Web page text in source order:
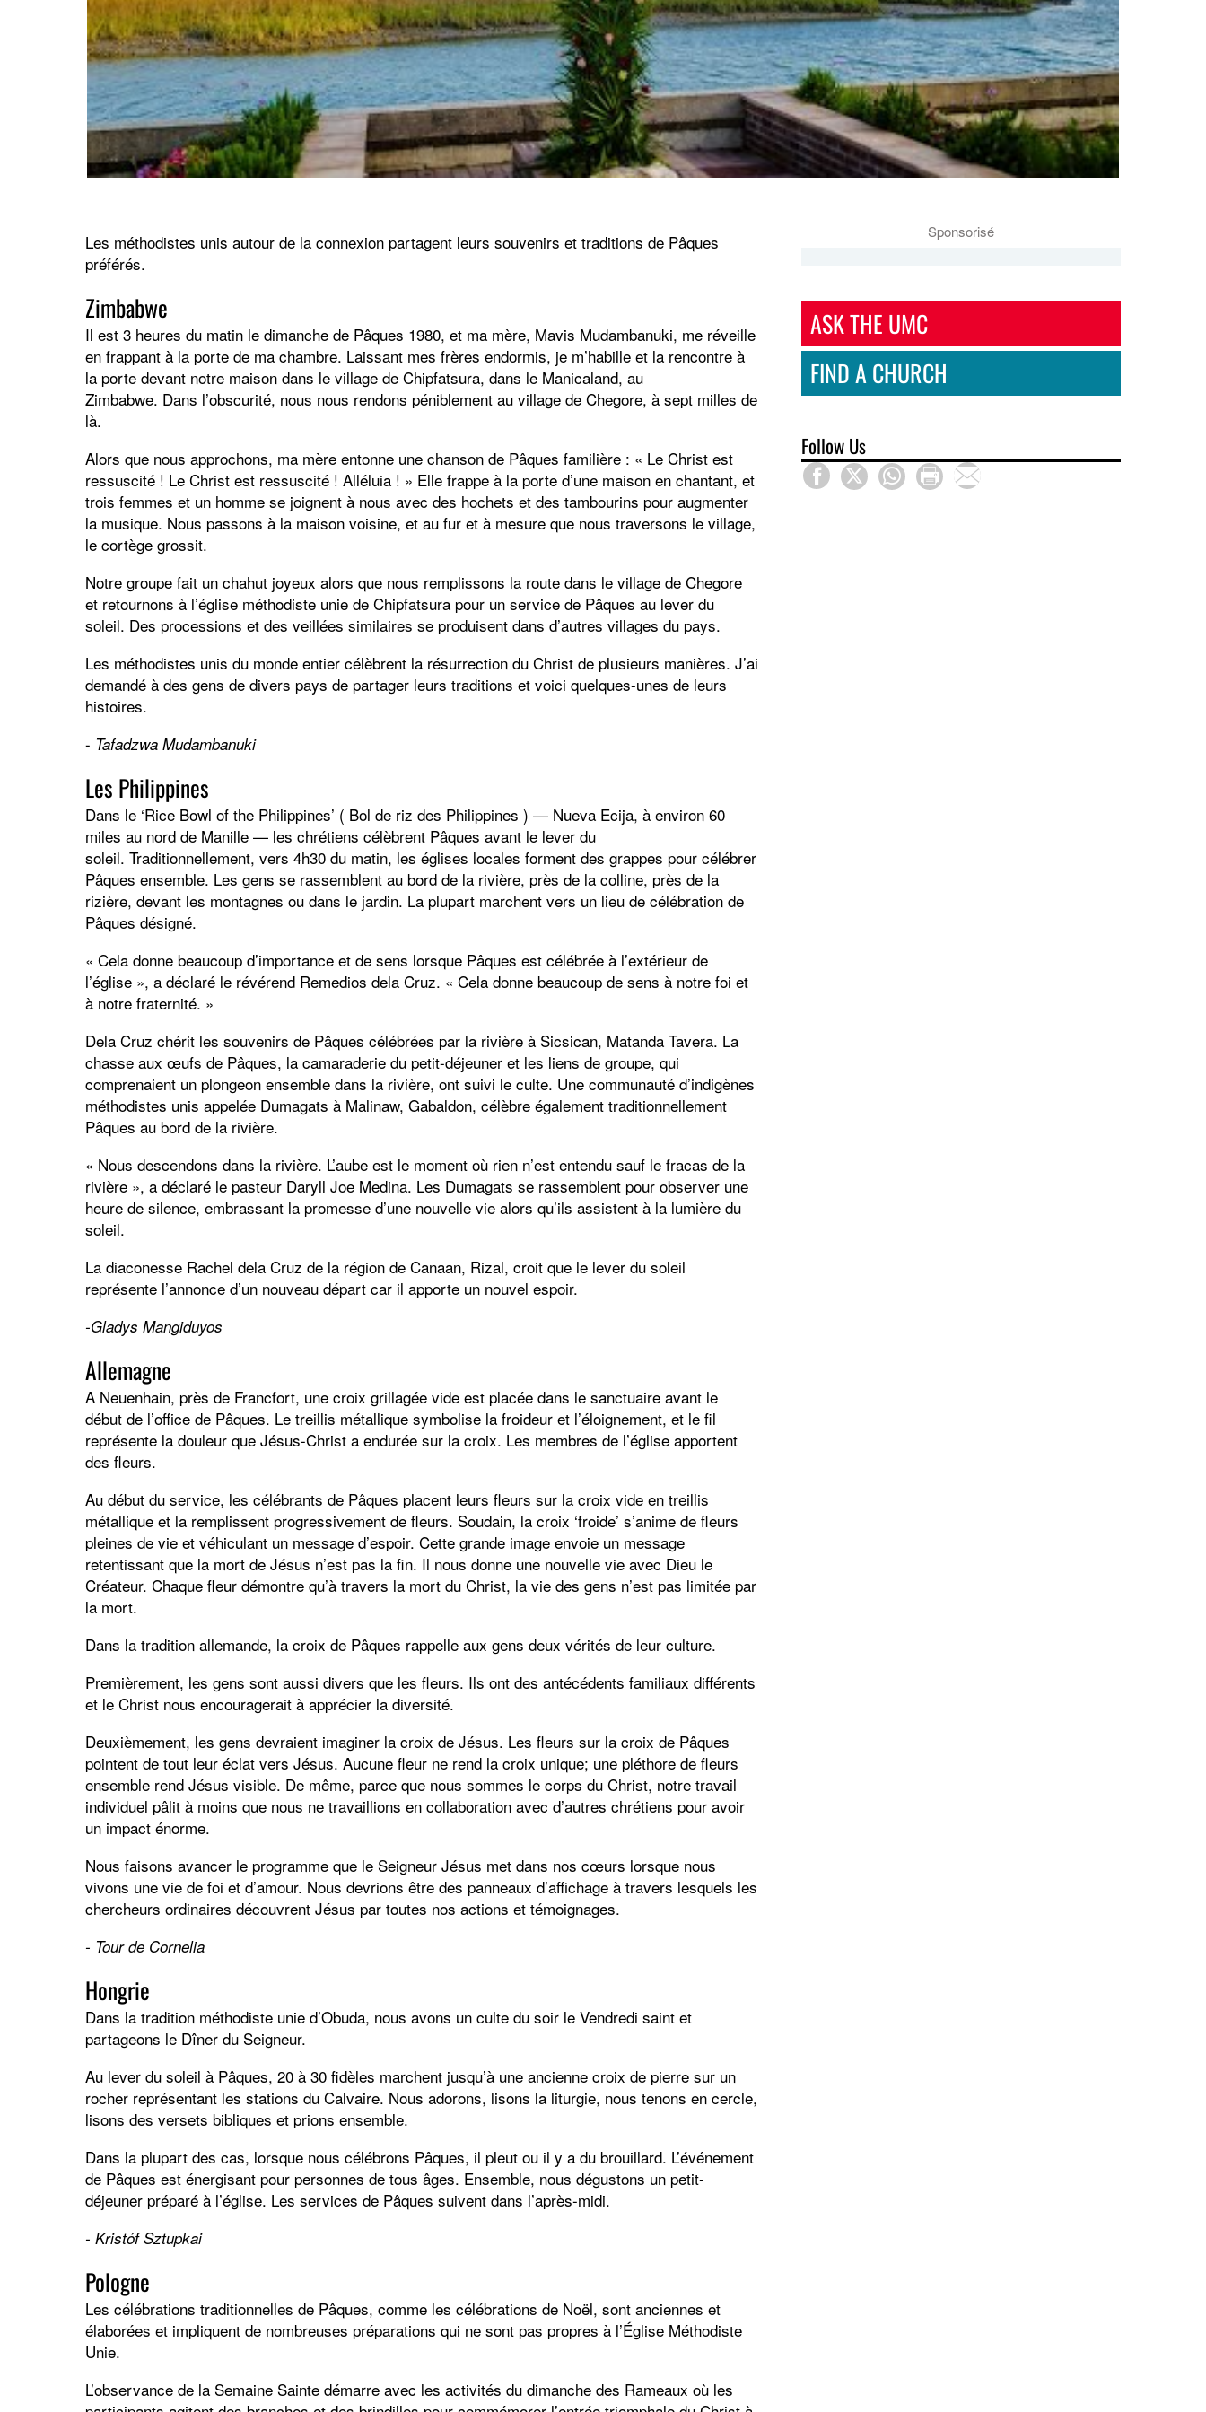
Les méthodistes unis autour de la connexion partagent leurs souvenirs et traditions de Pâques
préférés.
Zimbabwe
Il est 3 heures du matin le dimanche de Pâques 1980, et ma mère, Mavis Mudambanuki, me réveille
en frappant à la porte de ma chambre. Laissant mes frères endormis, je m’habille et la rencontre à
la porte devant notre maison dans le village de Chipfatsura, dans le Manicaland, au
Zimbabwe. Dans l’obscurité, nous nous rendons péniblement au village de Chegore, à sept milles de
là.
Alors que nous approchons, ma mère entonne une chanson de Pâques familière : « Le Christ est
ressuscité ! Le Christ est ressuscité ! Alléluia ! » Elle frappe à la porte d’une maison en chantant, et
trois femmes et un homme se joignent à nous avec des hochets et des tambourins pour augmenter
la musique. Nous passons à la maison voisine, et au fur et à mesure que nous traversons le village,
le cortège grossit.
Notre groupe fait un chahut joyeux alors que nous remplissons la route dans le village de Chegore
et retournons à l’église méthodiste unie de Chipfatsura pour un service de Pâques au lever du
soleil. Des processions et des veillées similaires se produisent dans d’autres villages du pays.
Les méthodistes unis du monde entier célèbrent la résurrection du Christ de plusieurs manières. J’ai
demandé à des gens de divers pays de partager leurs traditions et voici quelques-unes de leurs
histoires.
- Tafadzwa Mudambanuki
Les Philippines
Dans le ‘Rice Bowl of the Philippines’ ( Bol de riz des Philippines ) — Nueva Ecija, à environ 60
miles au nord de Manille — les chrétiens célèbrent Pâques avant le lever du
soleil. Traditionnellement, vers 4h30 du matin, les églises locales forment des grappes pour célébrer
Pâques ensemble. Les gens se rassemblent au bord de la rivière, près de la colline, près de la
rizière, devant les montagnes ou dans le jardin. La plupart marchent vers un lieu de célébration de
Pâques désigné.
« Cela donne beaucoup d’importance et de sens lorsque Pâques est célébrée à l’extérieur de
l’église », a déclaré le révérend Remedios dela Cruz. « Cela donne beaucoup de sens à notre foi et
à notre fraternité. »
Dela Cruz chérit les souvenirs de Pâques célébrées par la rivière à Sicsican, Matanda Tavera. La
chasse aux œufs de Pâques, la camaraderie du petit-déjeuner et les liens de groupe, qui
comprenaient un plongeon ensemble dans la rivière, ont suivi le culte. Une communauté d’indigènes
méthodistes unis appelée Dumagats à Malinaw, Gabaldon, célèbre également traditionnellement
Pâques au bord de la rivière.
« Nous descendons dans la rivière. L’aube est le moment où rien n’est entendu sauf le fracas de la
rivière », a déclaré le pasteur Daryll Joe Medina. Les Dumagats se rassemblent pour observer une
heure de silence, embrassant la promesse d’une nouvelle vie alors qu’ils assistent à la lumière du
soleil.
La diaconesse Rachel dela Cruz de la région de Canaan, Rizal, croit que le lever du soleil
représente l’annonce d’un nouveau départ car il apporte un nouvel espoir.
-Gladys Mangiduyos
Allemagne
A Neuenhain, près de Francfort, une croix grillagée vide est placée dans le sanctuaire avant le
début de l’office de Pâques. Le treillis métallique symbolise la froideur et l’éloignement, et le fil
représente la douleur que Jésus-Christ a endurée sur la croix. Les membres de l’église apportent
des fleurs.
Au début du service, les célébrants de Pâques placent leurs fleurs sur la croix vide en treillis
métallique et la remplissent progressivement de fleurs. Soudain, la croix ‘froide’ s’anime de fleurs
pleines de vie et véhiculant un message d’espoir. Cette grande image envoie un message
retentissant que la mort de Jésus n’est pas la fin. Il nous donne une nouvelle vie avec Dieu le
Créateur. Chaque fleur démontre qu’à travers la mort du Christ, la vie des gens n’est pas limitée par
la mort.
Dans la tradition allemande, la croix de Pâques rappelle aux gens deux vérités de leur culture.
Premièrement, les gens sont aussi divers que les fleurs. Ils ont des antécédents familiaux différents
et le Christ nous encouragerait à apprécier la diversité.
Deuxièmement, les gens devraient imaginer la croix de Jésus. Les fleurs sur la croix de Pâques
pointent de tout leur éclat vers Jésus. Aucune fleur ne rend la croix unique; une pléthore de fleurs
ensemble rend Jésus visible. De même, parce que nous sommes le corps du Christ, notre travail
individuel pâlit à moins que nous ne travaillions en collaboration avec d’autres chrétiens pour avoir
un impact énorme.
Nous faisons avancer le programme que le Seigneur Jésus met dans nos cœurs lorsque nous
vivons une vie de foi et d’amour. Nous devrions être des panneaux d’affichage à travers lesquels les
chercheurs ordinaires découvrent Jésus par toutes nos actions et témoignages.
- Tour de Cornelia
Hongrie
Dans la tradition méthodiste unie d’Obuda, nous avons un culte du soir le Vendredi saint et
partageons le Dîner du Seigneur.
Au lever du soleil à Pâques, 20 à 30 fidèles marchent jusqu’à une ancienne croix de pierre sur un
rocher représentant les stations du Calvaire. Nous adorons, lisons la liturgie, nous tenons en cercle,
lisons des versets bibliques et prions ensemble.
Dans la plupart des cas, lorsque nous célébrons Pâques, il pleut ou il y a du brouillard. L’événement
de Pâques est énergisant pour personnes de tous âges. Ensemble, nous dégustons un petit-
déjeuner préparé à l’église. Les services de Pâques suivent dans l’après-midi.
- Kristóf Sztupkai
Pologne
Les célébrations traditionnelles de Pâques, comme les célébrations de Noël, sont anciennes et
élaborées et impliquent de nombreuses préparations qui ne sont pas propres à l’Église Méthodiste
Unie.
L’observance de la Semaine Sainte démarre avec les activités du dimanche des Rameaux où les
Sponsorisé
ASK THE UMC
FIND A CHURCH
Follow Us